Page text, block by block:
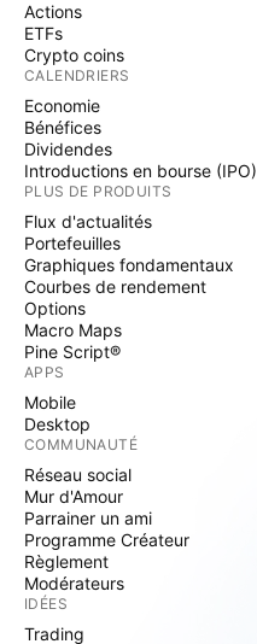
Actions
ETFs
Crypto coins
CALENDRIERS
Economie
Bénéfices
Dividendes
Introductions en bourse (IPO)
PLUS DE PRODUITS
Flux d'actualités
Portefeuilles
Graphiques fondamentaux
Courbes de rendement
Options
Macro Maps
Pine Script®
APPS
Mobile
Desktop
COMMUNAUTÉ
Réseau social
Mur d'Amour
Parrainer un ami
Programme Créateur
Règlement
Modérateurs
IDÉES
Trading